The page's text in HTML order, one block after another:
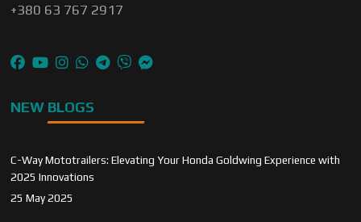
+380 63 767 2917
NEW BLOGS
C-Way Mototrailers: Elevating Your Honda Goldwing Experience with
2025 Innovations
25 May 2025